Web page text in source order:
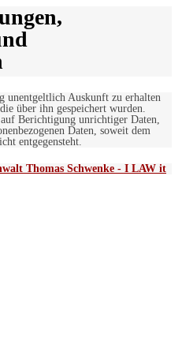
unentgeltlich Auskunft zu erhalten
über ihn gespeichert wurden.
Berichtigung unrichtiger Daten,
Daten, soweit dem
entgegensteht.
Thomas Schwenke - I LAW it